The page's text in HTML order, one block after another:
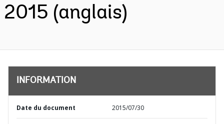
2015 (anglais)
INFORMATION
Date du document 2015/07/30